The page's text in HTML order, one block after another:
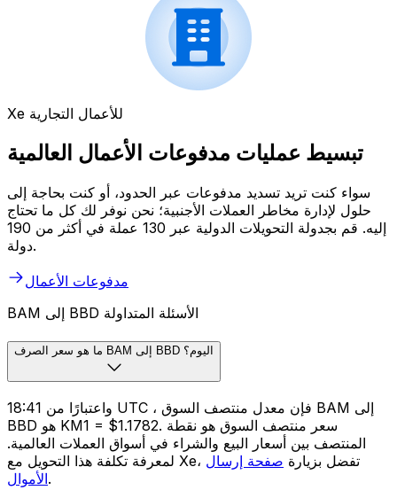
Xe للأعمال التجارية
تبسيط عمليات مدفوعات الأعمال العالمية
سواء كنت تريد تسديد مدفوعات عبر الحدود، أو كنت بحاجة إلى
حلول لإدارة مخاطر العملات الأجنبية؛ نحن نوفر لك كل ما تحتاج
إليه. قم بجدولة التحويلات الدولية عبر 130 عملة في أكثر من 190
دولة.
مدفوعات الأعمال
BAM إلى BBD الأسئلة المتداولة
ما هو سعر الصرف BAM إلى BBD اليوم؟
واعتبارًا من 18:41 UTC ، فإن معدل منتصف السوق BAM إلى
BBD هو KM1 = $1.1782. سعر منتصف السوق هو نقطة
المنتصف بين أسعار البيع والشراء في أسواق العملات العالمية.
لمعرفة تكلفة هذا التحويل مع Xe، تفضل بزيارة صفحة إرسال
الأموال.